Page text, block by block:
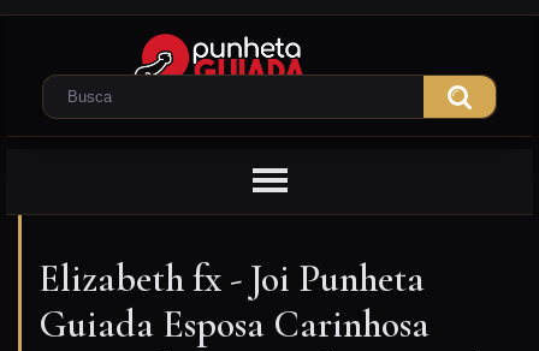
Elizabeth fx - Joi Punheta
Guiada Esposa Carinhosa